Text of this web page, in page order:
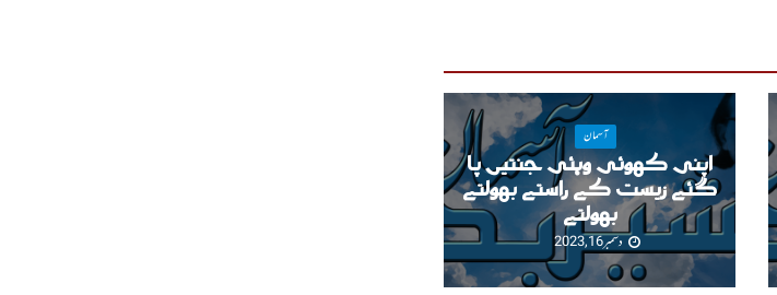
آسمان
اپنی کھوئی وہئی جنتیں پا
گئے زیست کے راستے بھولتے
بھولتے
دسمبر 16, 2023